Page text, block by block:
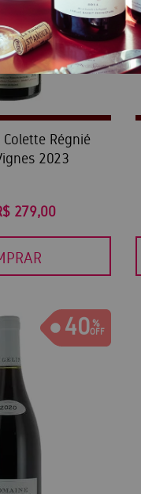
Régnié
2023
279,00
40